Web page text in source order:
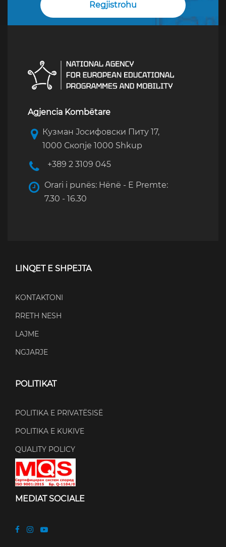
Agjencia Kombëtare
Кузман Јосифовски Питу 17,
1000 Скопје 1000 Shkup
+389 2 3109 045
Orari i punës: Hënë - E Premte:
7.30 - 16.30
LINQET E SHPEJTA
KONTAKTONI
RRETH NESH
LAJME
NGJARJE
POLITIKAT
POLITIKA E PRIVATËSISË
POLITIKA E KUKIVE
QUALITY POLICY
MEDIAT SOCIALE